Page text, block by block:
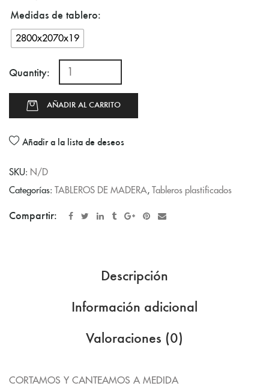
Medidas de tablero
2800x2070x19
Quantity:
AÑADIR AL CARRITO
Añadir a la lista de deseos
SKU: N/D
Categorías:
TABLEROS DE MADERA, Tableros plastificados
Compartir:
Descripción
Información adicional
Valoraciones (0)
CORTAMOS Y CANTEAMOS A MEDIDA